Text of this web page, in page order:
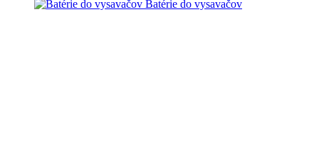
Batérie do vysavačov